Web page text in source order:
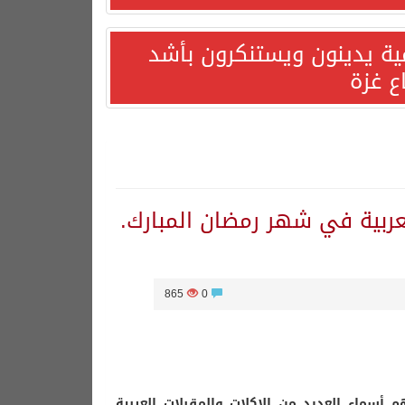
يدينون ويستنكرون بأشد
غزة
في شهر رمضان المبارك.
865